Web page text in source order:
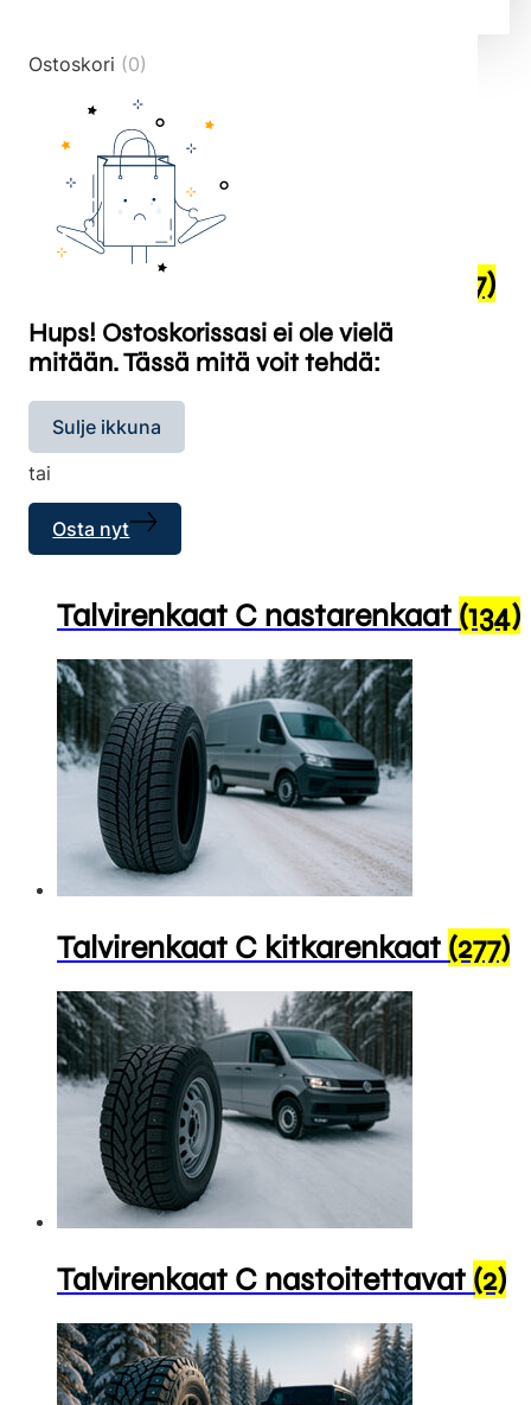
Ostoskori (0)
Hups! Ostoskorissasi ei ole vielä
mitään. Tässä mitä voit tehdä:
Sulje ikkuna
tai
Osta nyt
Talvirenkaat kitkarenkaat (3977)
Talvirenkaat C nastarenkaat (134)
Talvirenkaat C kitkarenkaat (277)
Talvirenkaat C nastoitettavat (2)